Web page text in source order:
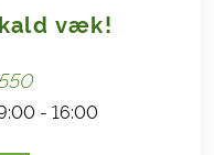
væk!
- 16:00